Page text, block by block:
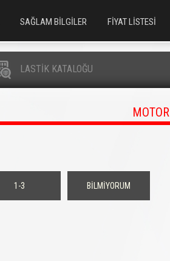
SAĞLAM BİLGİLER FİYAT LİSTESİ
LASTİK KATALOĞU
MOTOR
1-3 BİLMİYORUM